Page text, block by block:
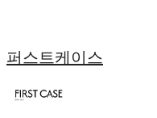
퍼스트케이스